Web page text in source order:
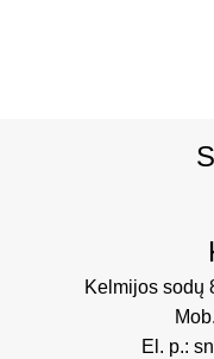
Kelmijos sodų
Mob.
El. p.: